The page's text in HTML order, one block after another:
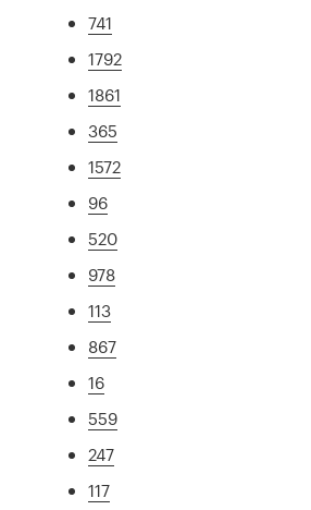
741
1792
1861
365
1572
96
520
978
113
867
16
559
247
117